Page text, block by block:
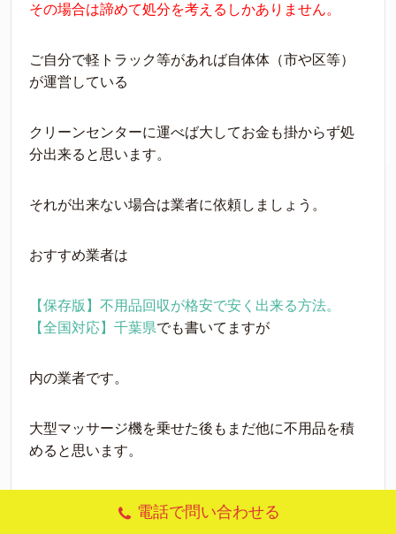
その場合は諦めて処分を考えるしかありません。
ご自分で軽トラック等があれば自体体（市や区等）
が運営している
クリーンセンターに運べば大してお金も掛からず処
分出来ると思います。
それが出来ない場合は業者に依頼しましょう。
おすすめ業者は
【保存版】不用品回収が格安で安く出来る方法。
【全国対応】千葉県でも書いてますが
内の業者です。
大型マッサージ機を乗せた後もまだ他に不用品を積
めると思います。
大体が軽トラックの不用品積み放題の値段が定額で
電話で問い合わせる